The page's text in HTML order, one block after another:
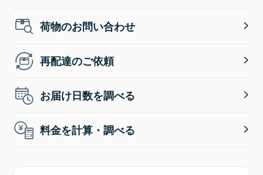
荷物のお問い合わせ
再配達のご依頼
お届け日数を調べる
料金を計算・調べる